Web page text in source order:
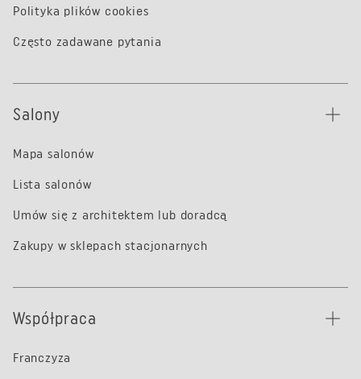
Polityka plików cookies
Często zadawane pytania
Salony
Mapa salonów
Lista salonów
Umów się z architektem lub doradcą
Zakupy w sklepach stacjonarnych
Współpraca
Franczyza